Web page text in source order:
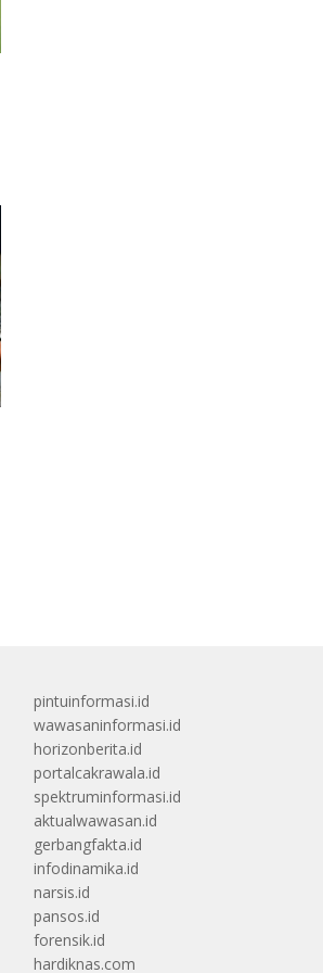
pintuinformasi.id
wawasaninformasi.id
horizonberita.id
portalcakrawala.id
spektruminformasi.id
aktualwawasan.id
gerbangfakta.id
infodinamika.id
narsis.id
pansos.id
forensik.id
hardiknas.com